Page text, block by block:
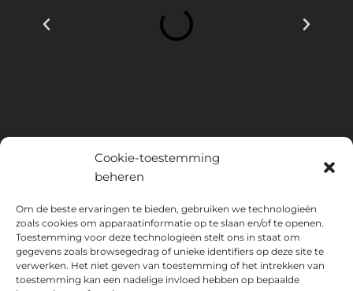
Cookie-toestemming
beheren
Om de beste ervaringen te bieden, gebruiken we technologieën
zoals cookies om apparaatinformatie op te slaan en/of te openen.
Toestemming voor deze technologieën stelt ons in staat om
gegevens zoals browsegedrag of unieke identifiers op deze site te
verwerken. Het niet geven van toestemming of het intrekken van
toestemming kan een nadelige invloed hebben op bepaalde
INSTITUTO HISPANICO DE MURCIA, SOCIEDAD LIMITADA is de
begunstigde van het Europees Fonds voor Regionale Ontwikkeling,
dat tot doel heeft het gebruik en de kwaliteit van informatie- en
communicatietechnologieën en hun toegankelijkheid te ontwikkelen,
en dankzij welke het de volgende oplossingen heeft
geïmplementeerd: online aanwezigheid via zijn Website. De huidige